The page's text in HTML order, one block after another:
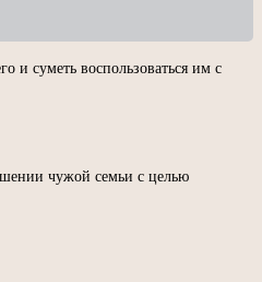
и суметь воспользоваться им с
чужой семьи с целью